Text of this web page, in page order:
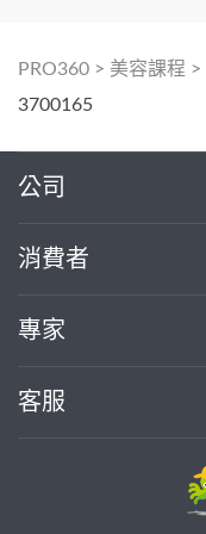
PRO360 > 美容課程 >
3700165
公司
消費者
專家
客服